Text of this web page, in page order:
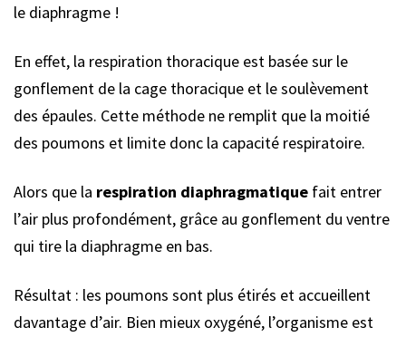
le diaphragme !
En effet, la respiration thoracique est basée sur le
gonflement de la cage thoracique et le soulèvement
des épaules. Cette méthode ne remplit que la moitié
des poumons et limite donc la capacité respiratoire.
Alors que la respiration diaphragmatique fait entrer
l’air plus profondément, grâce au gonflement du ventre
qui tire la diaphragme en bas.
Résultat : les poumons sont plus étirés et accueillent
davantage d’air. Bien mieux oxygéné, l’organisme est